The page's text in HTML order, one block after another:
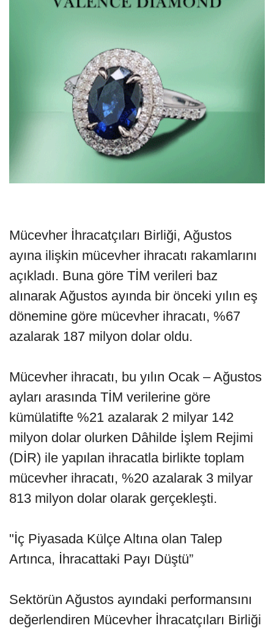
Mücevher İhracatçıları Birliği, Ağustos
ayına ilişkin mücevher ihracatı rakamlarını
açıkladı. Buna göre TİM verileri baz
alınarak Ağustos ayında bir önceki yılın eş
dönemine göre mücevher ihracatı, %67
azalarak 187 milyon dolar oldu.
Mücevher ihracatı, bu yılın Ocak – Ağustos
ayları arasında TİM verilerine göre
kümülatifte %21 azalarak 2 milyar 142
milyon dolar olurken Dâhilde İşlem Rejimi
(DİR) ile yapılan ihracatla birlikte toplam
mücevher ihracatı, %20 azalarak 3 milyar
813 milyon dolar olarak gerçekleşti.
"İç Piyasada Külçe Altına olan Talep
Artınca, İhracattaki Payı Düştü”
Sektörün Ağustos ayındaki performansını
değerlendiren Mücevher İhracatçıları Birliği